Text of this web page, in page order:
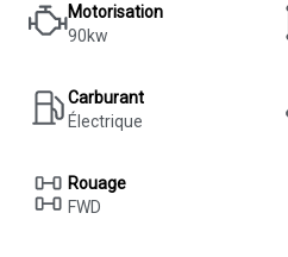
Motorisation
90kw
Carburant
Électrique
Rouage
FWD